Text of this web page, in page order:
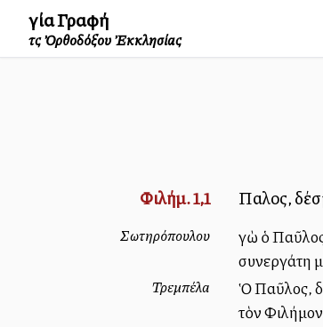
Ἁγία Γραφή
τῆς Ὀρθοδόξου Ἐκκλησίας
Φιλήμ. 1,1 Παῦλος,
Σωτηρόπουλου
Ἐγὼ ὁ
συνεργάτη
Τρεμπέλα
Ὁ Παῦλος,
τὸν